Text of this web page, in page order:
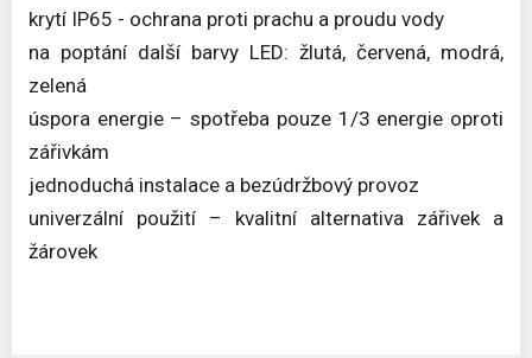
krytí IP65 - ochrana proti prachu a proudu vody
na poptání další barvy LED: žlutá, červená, modrá,
zelená
úspora energie – spotřeba pouze 1/3 energie oproti
zářivkám
jednoduchá instalace a bezúdržbový provoz
univerzální použití – kvalitní alternativa zářivek a
žárovek